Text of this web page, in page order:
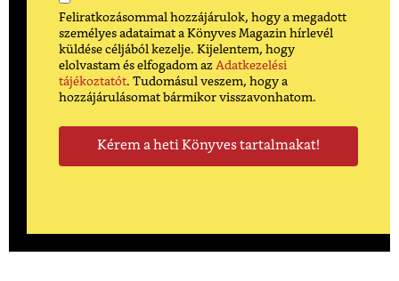
Feliratkozásommal hozzájárulok, hogy a megadott
személyes adataimat a Könyves Magazin hírlevél
küldése céljából kezelje. Kijelentem, hogy
elolvastam és elfogadom az Adatkezelési
tájékoztatót. Tudomásul veszem, hogy a
hozzájárulásomat bármikor visszavonhatom.